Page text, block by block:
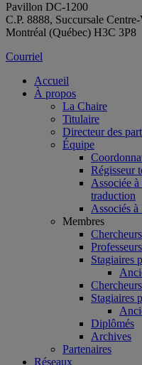
Pavillon DC-1200
C.P. 8888, Succursale
Montréal (Québec) H3C 3P8
Courriel
Accueil
À propos
La Chaire
Titulaire
Directeur des
Équipe
Régisseur
Associée
traduction
Associés
Membres
Stagiaires
Stagiaires
Diplômés
Archives
Partenaires
Réseaux